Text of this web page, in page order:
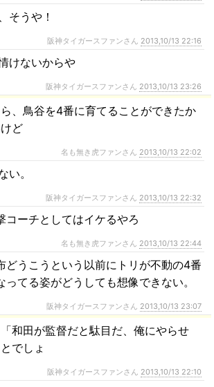
そうや！
阪神タイガースファンさん 2013,10/13 22:16
けないからや
阪神タイガースファンさん 2013,10/13 23:26
、鳥谷を4番に育てることができたか
ど
名も無き虎ファンさん 2013,10/13 22:02
い。
阪神タイガースファンさん 2013,10/13 22:32
コーチとしてはイケるやろ
名も無き虎ファンさん 2013,10/13 22:44
どうこうという以前にトリが不動の4番
ってる姿がどうしても想像できない。
阪神タイガースファンさん 2013,10/13 23:07
和田が監督だと駄目だ、俺にやらせ
でしょ
阪神タイガースファンさん 2013,10/13 22:10